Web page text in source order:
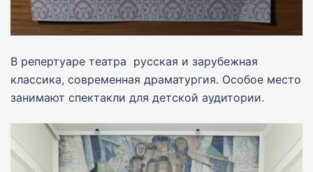
В репертуаре театра русская и зарубежная
классика, современная драматургия. Особое место
занимают спектакли для детской аудитории.